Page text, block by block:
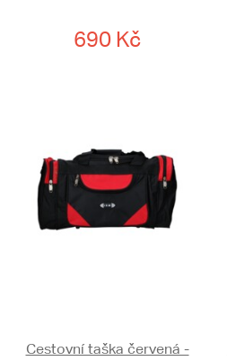
690 Kč
Cestovní taška červená -